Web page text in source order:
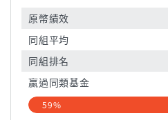
原幣績效
同組平均
同組排名
贏過同類基金
59%